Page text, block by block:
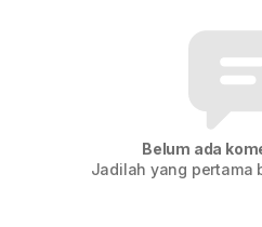
Belum ada
Jadilah yang pertama